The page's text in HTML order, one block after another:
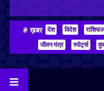
# ख़बर देश विदेश
जीवन मंत्र
स्पोर्ट्स